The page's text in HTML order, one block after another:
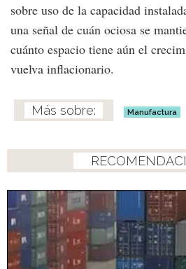
sobre uso de la capacidad
una señal de cuán ociosa se
cuánto espacio tiene aún el
vuelva inflacionario.
Manufactura